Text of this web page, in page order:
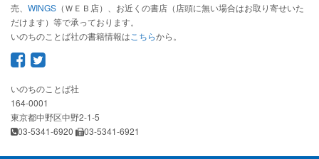
売、 WINGS （ＷＥＢ店）、お近くの書店（店頭に無い場合はお取り寄せいた
だけます）等で承っております。
いのちのことば社の書籍情報は こちらから。
いのちのことば社
164-0001
東京都中野区中野2-1-5
03-5341-6920
03-5341-6921